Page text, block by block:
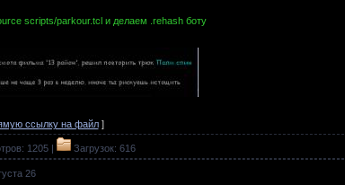
scripts/parkour.tcl и делаем .rehash боту
ссылку на файл]
1205 | Загрузок: 616
26